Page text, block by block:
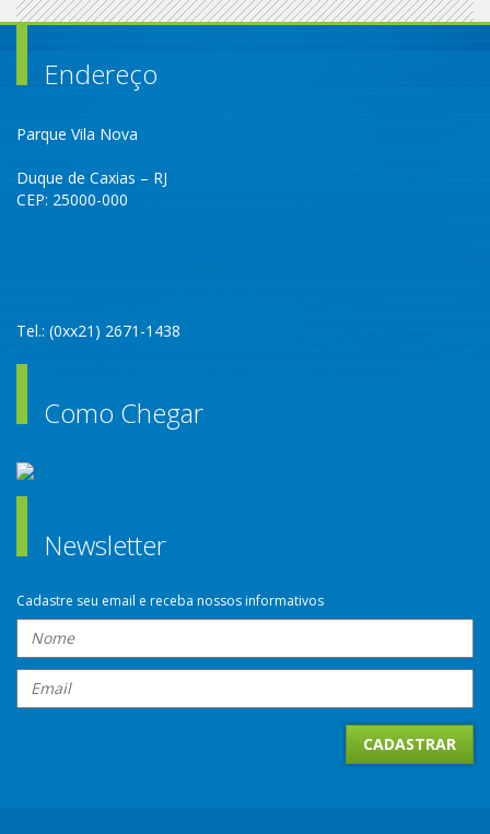
Endereço
Parque Vila Nova
Duque de Caxias – RJ
CEP: 25000-000
Tel.: (0xx21) 2671-1438
Como Chegar
Newsletter
Cadastre seu email e receba nossos informativos